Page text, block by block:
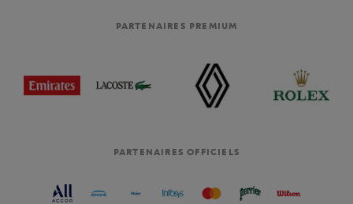
PARTENAIRES PREMIUM
PARTENAIRES OFFICIELS